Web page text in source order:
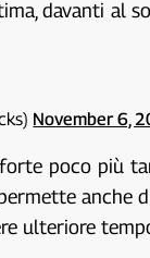
davanti al
November 6,
poco più
anche
ulteriore